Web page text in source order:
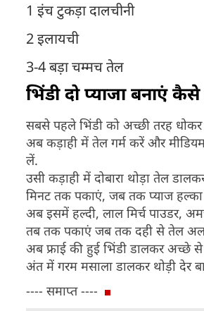
1 इंच टुकड़ा दालचीनी
2 इलायची
3-4 बड़ा चम्मच तेल
भिंडी दो प्याजा बनाएं कैसे
सबसे पहले भिंडी को अच्छी तरह
अब कड़ाही में तेल गर्म करें और
लें.
उसी कड़ाही में दोबारा थोड़ा तेल
मिनट तक पकाएं, जब तक प्याज हल्का
अब इसमें हल्दी, लाल मिर्च पाउडर,
तब तक पकाएं जब तक दही से तेल
अब फ्राई की हुई भिंडी डालकर
अंत में गरम मसाला डालकर थोड़ी देर
---- समाप्त ----